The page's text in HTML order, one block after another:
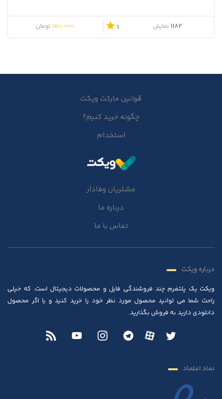
1182 نمایش 1 قیمت اصلی 380,000 تومان بود.
150,000 تومان
قوانین مارکت ویکت
چگونه خرید کنیم؟
استخدام
مشتریان وفادار
درباره ما
تماس با ما
درباره ویکت
ویکت یک پلتفرم چند فروشندگی فایل و محصولات دیجیتال است، که خیلی
راحت شما می توانید محصول مورد نظر خود را خرید کنید و یا اگر محصول
دانلودی دارید به فروش بگذارید.
نماد اعتماد